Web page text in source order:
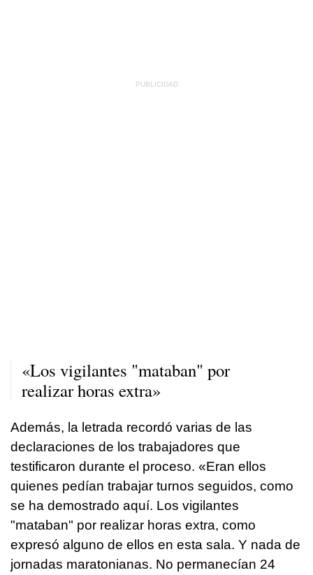
«Los vigilantes "mataban" por
realizar horas extra»
Además, la letrada recordó varias de las
declaraciones de los trabajadores que
testificaron durante el proceso. «Eran ellos
quienes pedían trabajar turnos seguidos, como
se ha demostrado aquí. Los vigilantes
"mataban" por realizar horas extra, como
expresó alguno de ellos en esta sala. Y nada de
jornadas maratonianas. No permanecían 24